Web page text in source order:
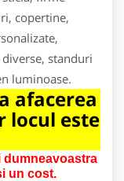
copertine,
standuri
luminoase.
afacerea
locul este
dumneavoastra
un cost.